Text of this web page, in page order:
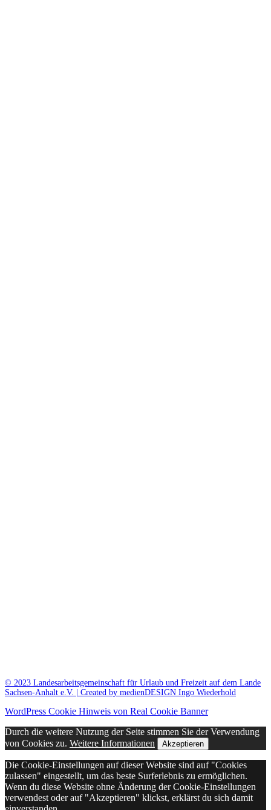
© 2023 Landesarbeitsgemeinschaft für Urlaub und Freizeit auf dem Lande
Sachsen-Anhalt e.V. | Created by medienDESIGN Ingo Wiederhold
WordPress Cookie Hinweis von Real Cookie Banner
Durch die weitere Nutzung der Seite stimmen Sie der Verwendung
von Cookies zu. Weitere Informationen Akzeptieren
Die Cookie-Einstellungen auf dieser Website sind auf "Cookies
zulassen" eingestellt, um das beste Surferlebnis zu ermöglichen.
Wenn du diese Website ohne Änderung der Cookie-Einstellungen
verwendest oder auf "Akzeptieren" klickst, erklärst du sich damit